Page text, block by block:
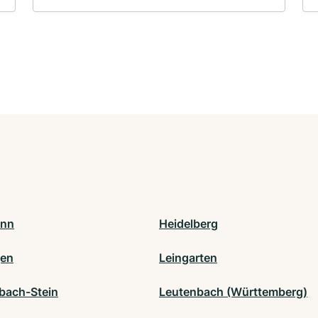
Heidelberg
Leingarten
Stein Leutenbach (Württemberg)